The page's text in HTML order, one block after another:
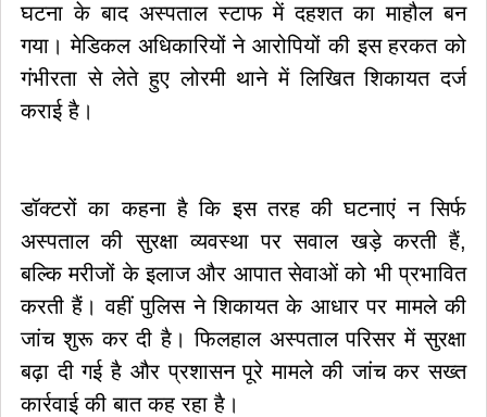
घटना के बाद अस्पताल स्टाफ में दहशत का माहौल बन
गया। मेडिकल अधिकारियों ने आरोपियों की इस हरकत को
गंभीरता से लेते हुए लोरमी थाने में लिखित शिकायत दर्ज
कराई है।
डॉक्टरों का कहना है कि इस तरह की घटनाएं न सिर्फ
अस्पताल की सुरक्षा व्यवस्था पर सवाल खड़े करती हैं,
बल्कि मरीजों के इलाज और आपात सेवाओं को भी प्रभावित
करती हैं। वहीं पुलिस ने शिकायत के आधार पर मामले की
जांच शुरू कर दी है। फिलहाल अस्पताल परिसर में सुरक्षा
बढ़ा दी गई है और प्रशासन पूरे मामले की जांच कर सख्त
कार्रवाई की बात कह रहा है।